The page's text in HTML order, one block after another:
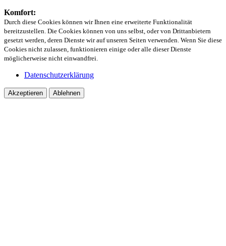
Komfort:
Durch diese Cookies können wir Ihnen eine erweiterte Funktionalität
bereitzustellen. Die Cookies können von uns selbst, oder von Drittanbietern
gesetzt werden, deren Dienste wir auf unseren Seiten verwenden. Wenn Sie diese
Cookies nicht zulassen, funktionieren einige oder alle dieser Dienste
möglicherweise nicht einwandfrei.
Datenschutzerklärung
Akzeptieren Ablehnen